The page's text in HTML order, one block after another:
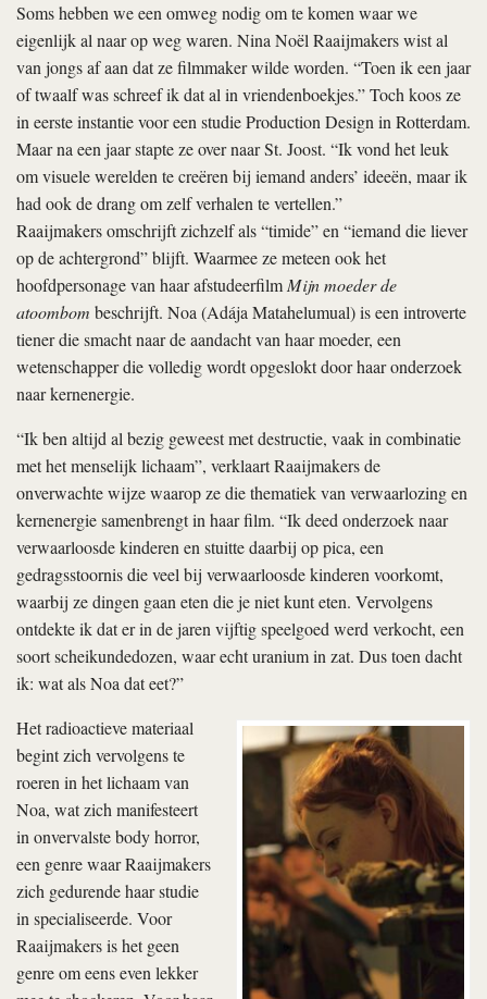
Soms hebben we een omweg nodig om te komen waar we
eigenlijk al naar op weg waren. Nina Noël Raaijmakers wist al
van jongs af aan dat ze filmmaker wilde worden. “Toen ik een jaar
of twaalf was schreef ik dat al in vriendenboekjes.” Toch koos ze
in eerste instantie voor een studie Production Design in Rotterdam.
Maar na een jaar stapte ze over naar St. Joost. “Ik vond het leuk
om visuele werelden te creëren bij iemand anders’ ideeën, maar ik
had ook de drang om zelf verhalen te vertellen.”
Raaijmakers omschrijft zichzelf als “timide” en “iemand die liever
op de achtergrond” blijft. Waarmee ze meteen ook het
hoofdpersonage van haar afstudeerfilmMijn moeder de
atoombom beschrijft. Noa (Adája Matahelumual) is een introverte
tiener die smacht naar de aandacht van haar moeder, een
wetenschapper die volledig wordt opgeslokt door haar onderzoek
naar kernenergie.
“Ik ben altijd al bezig geweest met destructie, vaak in combinatie
met het menselijk lichaam”, verklaart Raaijmakers de
onverwachte wijze waarop ze die thematiek van verwaarlozing en
kernenergie samenbrengt in haar film. “Ik deed onderzoek naar
verwaarloosde kinderen en stuitte daarbij op pica, een
gedragsstoornis die veel bij verwaarloosde kinderen voorkomt,
waarbij ze dingen gaan eten die je niet kunt eten. Vervolgens
ontdekte ik dat er in de jaren vijftig speelgoed werd verkocht, een
soort scheikundedozen, waar echt uranium in zat. Dus toen dacht
ik: wat als Noa dat eet?”
Het radioactieve materiaal
begint zich vervolgens te
roeren in het lichaam van
Noa, wat zich manifesteert
in onvervalste body horror,
een genre waar Raaijmakers
zich gedurende haar studie
in specialiseerde. Voor
Raaijmakers is het geen
genre om eens even lekker